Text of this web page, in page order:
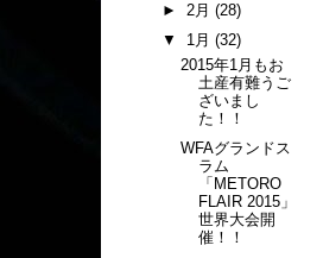
► 2月 (28)
▼ 1月 (32)
2015年1月もお
土産有難うご
ざいまし
た！！
WFAグランドス
ラム
「METORO
FLAIR 2015」
世界大会開
催！！